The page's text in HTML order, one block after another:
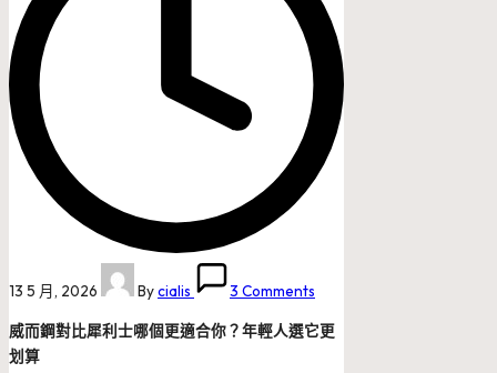
13 5 月, 2026
Posted
by
Bycialis 3 Comments
威而鋼對比犀利士哪個更適合你？年輕人選它更
划算